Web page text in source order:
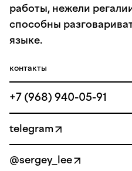
работы, нежели
способны
языке.
контакты
+7 (968) 940-05-91
telegram
@sergey_lee